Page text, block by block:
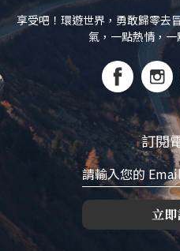
享受吧！環遊世界，勇敢歸零去
氣，一點熱情，
訂閱
立